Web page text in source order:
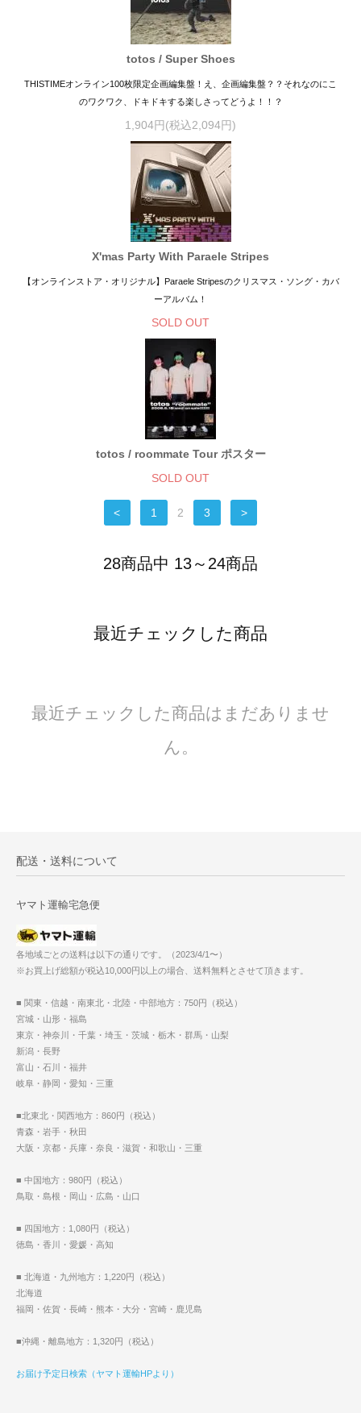
totos / Super Shoes
THISTIMEオンライン100枚限定企画編集盤！え、企画編集盤？？それなのにこ
のワクワク、ドキドキする楽しさってどうよ！！？
1,904円(税込2,094円)
X'mas Party With Paraele Stripes
【オンラインストア・オリジナル】Paraele Stripesのクリスマス・ソング・カバ
ーアルバム！
SOLD OUT
totos / roommate Tour ポスター
SOLD OUT
< 1 2 3 >
28商品中 13～24商品
最近チェックした商品
最近チェックした商品はまだありませ
ん。
配送・送料について
ヤマト運輸宅急便
各地域ごとの送料は以下の通りです。（2023/4/1〜）
※お買上げ総額が税込10,000円以上の場合、送料無料とさせて頂きます。
■ 関東・信越・南東北・北陸・中部地方：750円（税込）
宮城・山形・福島
東京・神奈川・千葉・埼玉・茨城・栃木・群馬・山梨
新潟・長野
富山・石川・福井
岐阜・静岡・愛知・三重
■北東北・関西地方：860円（税込）
青森・岩手・秋田
大阪・京都・兵庫・奈良・滋賀・和歌山・三重
■ 中国地方：980円（税込）
鳥取・島根・岡山・広島・山口
■ 四国地方：1,080円（税込）
徳島・香川・愛媛・高知
■ 北海道・九州地方：1,220円（税込）
北海道
福岡・佐賀・長崎・熊本・大分・宮崎・鹿児島
■沖縄・離島地方：1,320円（税込）
お届け予定日検索（ヤマト運輸HPより）